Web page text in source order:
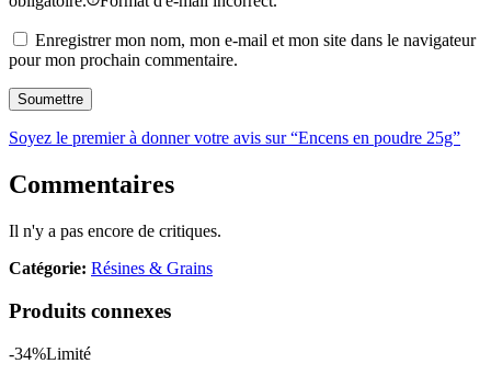
Enregistrer mon nom, mon e-mail et mon site dans le navigateur
pour mon prochain commentaire.
Soyez le premier à donner votre avis sur “Encens en poudre 25g”
Commentaires
Il n'y a pas encore de critiques.
Catégorie: Résines & Grains
Produits connexes
-34%Limité